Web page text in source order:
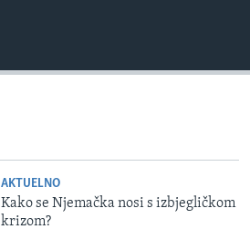
AKTUELNO
Kako se Njemačka nosi s izbjegličkom
krizom?